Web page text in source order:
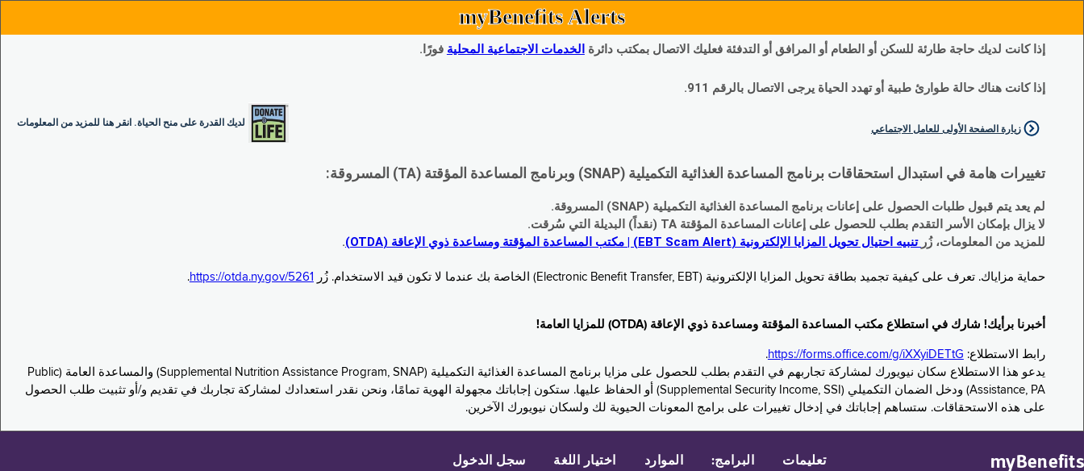
myBenefits Alerts
إذا كانت لديك حاجة طارئة للسكن أو الطعام أو المرافق أو التدفئة فعليك الاتصال بمكتب دائرة الخدمات الاجتماعية المحلية فورًا.
إذا كانت هناك حالة طوارئ طبية أو تهدد الحياة يرجى الاتصال بالرقم 911.
لديك القدرة على منح الحياة. انقر هنا للمزيد من المعلومات
زيارة الصفحة الأولى للعامل الاجتماعي
تغييرات هامة في استبدال استحقاقات برنامج المساعدة الغذائية التكميلية (SNAP) وبرنامج المساعدة المؤقتة (TA) المسروقة:
لم يعد يتم قبول طلبات الحصول على إعانات برنامج المساعدة الغذائية التكميلية (SNAP) المسروقة.
لا يزال بإمكان الأسر التقدم بطلب للحصول على إعانات المساعدة المؤقتة TA (نقداً) البديلة التي سُرقت.
للمزيد من المعلومات، زُر تنبيه احتيال تحويل المزايا الإلكترونية (EBT Scam Alert) | مكتب المساعدة المؤقتة ومساعدة ذوي الإعاقة (OTDA) .
حماية مزاياك. تعرف على كيفية تجميد بطاقة تحويل المزايا الإلكترونية (Electronic Benefit Transfer, EBT) الخاصة بك عندما لا تكون قيد الاستخدام. زُر https://otda.ny.gov/5261
.
أخبرنا برأيك! شارك في استطلاع مكتب المساعدة المؤقتة ومساعدة ذوي الإعاقة (OTDA) للمزايا العامة!
رابط الاستطلاع: https://forms.office.com/g/iXXyiDETtG
.
يدعو هذا الاستطلاع سكان نيويورك لمشاركة تجاربهم في التقدم بطلب للحصول على مزايا برنامج المساعدة الغذائية التكميلية (Supplemental Nutrition Assistance Program, SNAP) والمساعدة العامة (Public
Assistance, PA) ودخل الضمان التكميلي (Supplemental Security Income, SSI) أو الحفاظ عليها. ستكون إجاباتك مجهولة الهوية تمامًا، ونحن نقدر استعدادك لمشاركة تجاربك في تقديم و/أو تثبيت طلب الحصول
على هذه الاستحقاقات. ستساهم إجاباتك في إدخال تغييرات على برامج المعونات الحيوية لك ولسكان نيويورك الآخرين.
myBenefits تعليمات البرامج: الموارد اختيار اللغة سجل الدخول